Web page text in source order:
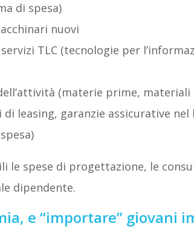
di spesa)
nuovi
TLC (tecnologie per
(materie prime,
leasing, garanzie assicurative nel
le spese di progettazione, le
dipendente.
e “importare” giovani